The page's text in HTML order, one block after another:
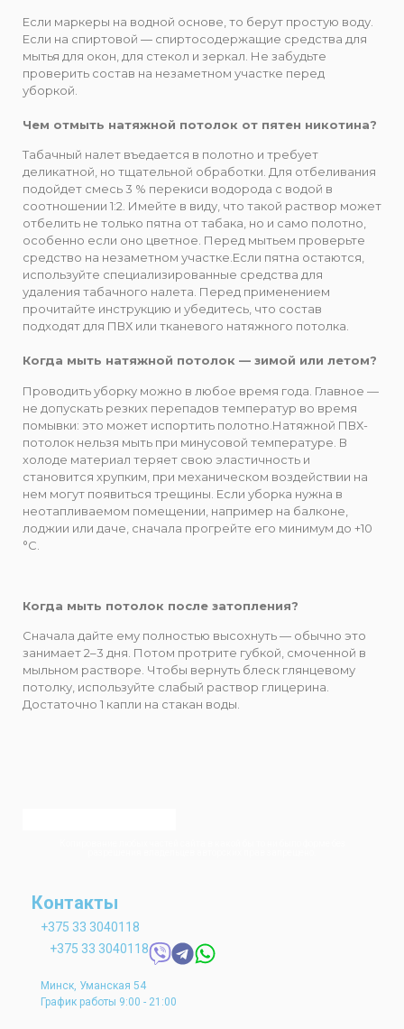
Если маркеры на водной основе, то берут простую воду.
Если на спиртовой ― спиртосодержащие средства для
мытья для окон, для стекол и зеркал. Не забудьте
проверить состав на незаметном участке перед
уборкой.
Чем отмыть натяжной потолок от пятен никотина?
Табачный налет въедается в полотно и требует
деликатной, но тщательной обработки. Для отбеливания
подойдет смесь 3 % перекиси водорода с водой в
соотношении 1:2. Имейте в виду, что такой раствор может
отбелить не только пятна от табака, но и само полотно,
особенно если оно цветное. Перед мытьем проверьте
средство на незаметном участке.Если пятна остаются,
используйте специализированные средства для
удаления табачного налета. Перед применением
прочитайте инструкцию и убедитесь, что состав
подходят для ПВХ или тканевого натяжного потолка.
Когда мыть натяжной потолок — зимой или летом?
Проводить уборку можно в любое время года. Главное —
не допускать резких перепадов температур во время
помывки: это может испортить полотно.Натяжной ПВХ-
потолок нельзя мыть при минусовой температуре. В
холоде материал теряет свою эластичность и
становится хрупким, при механическом воздействии на
нем могут появиться трещины. Если уборка нужна в
неотапливаемом помещении, например на балконе,
лоджии или даче, сначала прогрейте его минимум до +10
°C.
Когда мыть потолок после затопления?
Сначала дайте ему полностью высохнуть — обычно это
занимает 2–3 дня. Потом протрите губкой, смоченной в
мыльном растворе. Чтобы вернуть блеск глянцевому
потолку, используйте слабый раствор глицерина.
Достаточно 1 капли на стакан воды.
Контакты
+375 33 3040118
+375 33 3040118
Минск, Уманская 54
График работы 9:00 - 21:00